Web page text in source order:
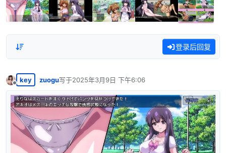
登录后回复
离线
key zuogu写于2025年3月9日 下午6:06
最后由 编辑